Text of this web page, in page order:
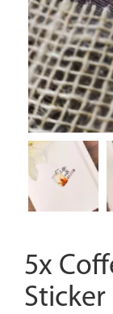
5x
Sticker